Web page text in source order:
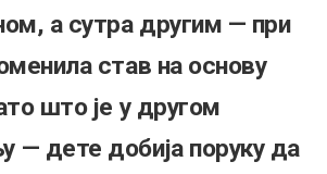
а сутра другим — при
став на основу
што је у другом
— дете добија поруку да